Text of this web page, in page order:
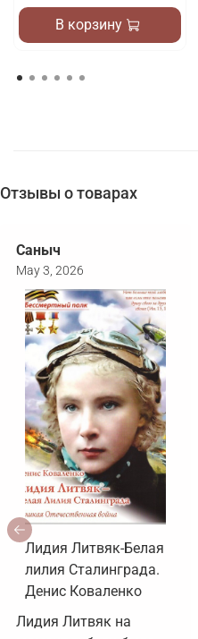
В корзину
Отзывы о товарах
Саныч
May 3, 2026
Лидия Литвяк-Белая
лилия Сталинграда.
Денис Коваленко
Лидия Литвяк на